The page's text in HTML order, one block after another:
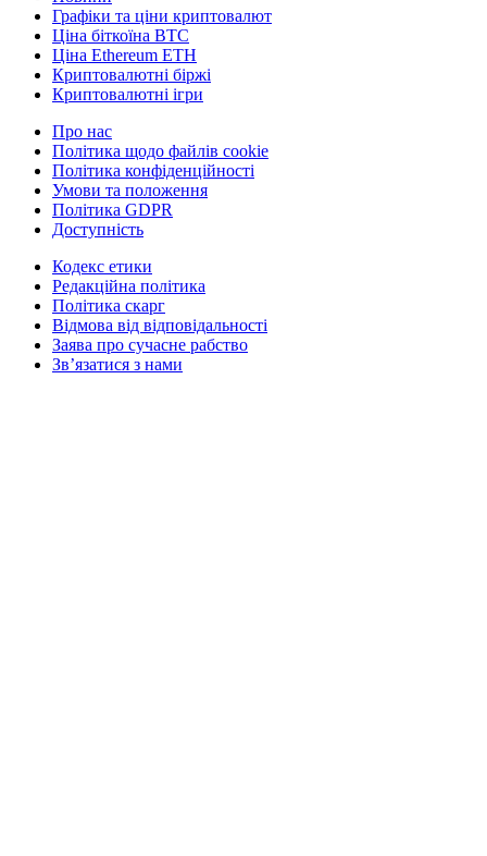
Графіки та ціни криптовалют
Ціна біткоїна BTC
Ціна Ethereum ETH
Криптовалютні біржі
Криптовалютні ігри
Про нас
Політика щодо файлів cookie
Політика конфіденційності
Умови та положення
Політика GDPR
Доступність
Кодекс етики
Редакційна політика
Політика скарг
Відмова від відповідальності
Заява про сучасне рабство
Зв’язатися з нами